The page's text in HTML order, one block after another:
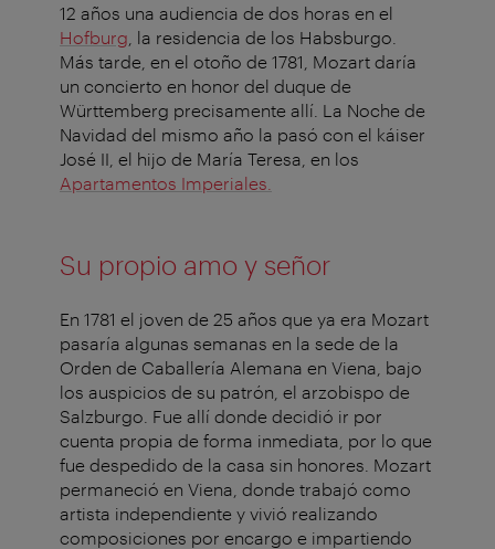
12 años una audiencia de dos horas en el
Hofburg , la residencia de los Habsburgo.
Más tarde, en el otoño de 1781, Mozart daría
un concierto en honor del duque de
Württemberg precisamente allí. La Noche de
Navidad del mismo año la pasó con el káiser
José II, el hijo de María Teresa, en los
Apartamentos Imperiales.
Su propio amo y señor
En 1781 el joven de 25 años que ya era Mozart
pasaría algunas semanas en la sede de la
Orden de Caballería Alemana en Viena, bajo
los auspicios de su patrón, el arzobispo de
Salzburgo. Fue allí donde decidió ir por
cuenta propia de forma inmediata, por lo que
fue despedido de la casa sin honores. Mozart
permaneció en Viena, donde trabajó como
artista independiente y vivió realizando
composiciones por encargo e impartiendo